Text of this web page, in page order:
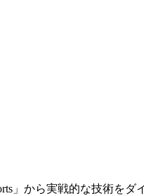
」から実戦的な技術をダ